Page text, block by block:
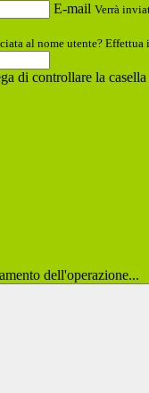
E-mail Verrà
al nome utente?
di controllare la
dell'operazione...